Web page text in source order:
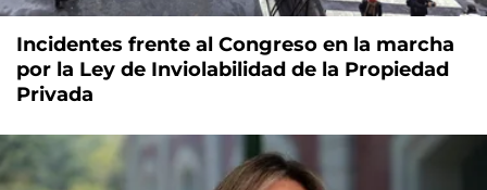
Incidentes frente al Congreso en la marcha
por la Ley de Inviolabilidad de la Propiedad
Privada